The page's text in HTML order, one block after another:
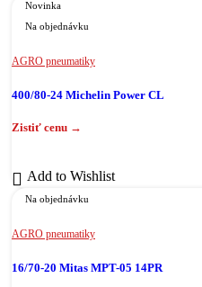
Novinka
Na objednávku
AGRO pneumatiky
400/80-24 Michelin Power CL
Add to Wishlist
Na objednávku
AGRO pneumatiky
16/70-20 Mitas MPT-05 14PR